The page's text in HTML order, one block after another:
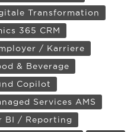
Transformation
365 CRM
/ Karriere
& Beverage
Copilot
Services AMS
BI / Reporting